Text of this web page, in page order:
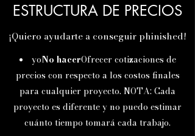
ESTRUCTURA DE PRECIOS
¡Quiero ayudarte a conseguir phinished!
yoNo hacerOfrecer cotizaciones de
precios con respecto a los costos finales
para cualquier proyecto. NOTA: Cada
proyecto es diferente y no puedo estimar
cuánto tiempo tomará cada trabajo.